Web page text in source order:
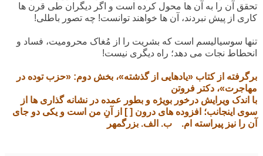
تحقق آن را به آن ها محول کرده است و اگر دیگران طی قرن ها
کاری از پیش نبردند، آن ها خواهند توانست! چه تصور باطلی!
تنها سوسیالیسم است که بشریت را از مُغاک محرومیت، فساد و
انحطاط نجات می دهد؛ راه دیگری نیست!
برگرفته از کتاب «یادهایی از گذشته»، بخش دوم: «حزب توده در
مهاجرت»، دکتر فروتن
با اندک ویرایش درخور بویژه و بطور عمده در نشانه گذاری ها از
سوی اینجانب؛ افزوده های درون [ ] از آنِ من است و یکی دو جای
آن را نیز پیراسته ام.
ب. الف. بزرگمهر